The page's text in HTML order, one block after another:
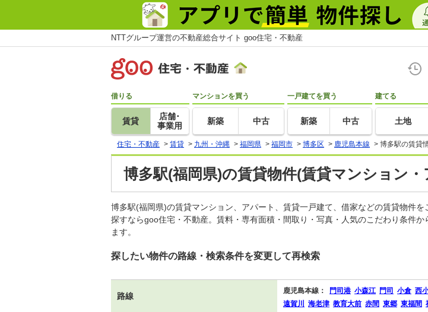
NTTグループ運営の不動産総合サイト goo住宅・不動産
借りる
賃貸
店舗･
事業用
マンションを買う
新築 中古
一戸建てを買う
新築 中古
建てる
土地
住宅・不動産 > 賃貸 > 九州・沖縄 > 福岡県 > 福岡市 > 博多区 > 鹿児島本線 > 博多駅の賃貸
博多駅(福岡県)の賃貸物件(賃貸マンション
博多駅(福岡県)の賃貸マンション、アパート、賃貸一戸建て、借家などの賃貸物件
探すならgoo住宅・不動産。賃料・専有面積・間取り・写真・人気のこだわり条件
ます。
探したい物件の路線・検索条件を変更して再検索
路線
鹿児島本線： 門司港 小森江 門司 小倉 西
遠賀川
海老津 教育大前 赤間 東郷 東福間